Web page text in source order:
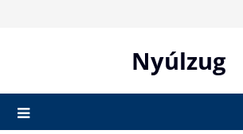
Nyúlzug